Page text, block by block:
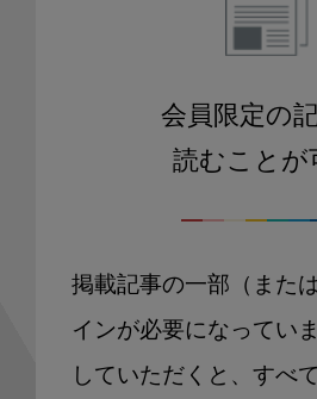
会員限定の
読むことが
掲載記事の一部（また
インが必要になってい
していただくと、すべ